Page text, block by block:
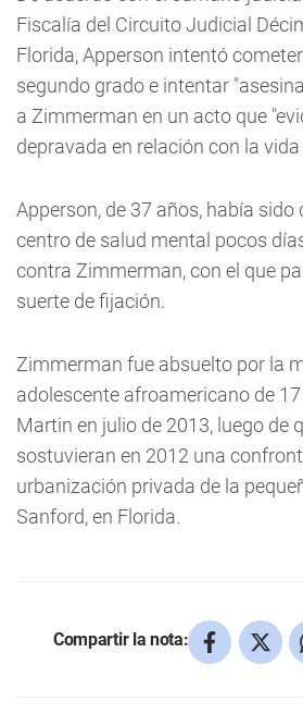
Fiscalía del Circuito Judicial
Florida, Apperson intentó
segundo grado e intentar
a Zimmerman en un acto que
depravada en relación con la
Apperson, de 37 años, había sido
centro de salud mental pocos
contra Zimmerman, con el que
suerte de fijación.
Zimmerman fue absuelto por la
adolescente afroamericano de
Martin en julio de 2013, luego de
sostuvieran en 2012 una
urbanización privada de la
Sanford, en Florida.
Compartir la nota: